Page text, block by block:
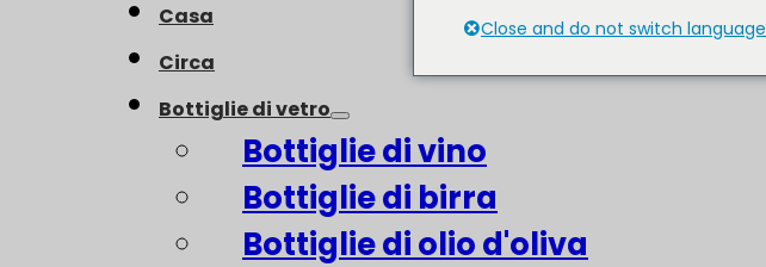
Casa
Circa
Bottiglie di vetro
Bottiglie di vino
Bottiglie di birra
Bottiglie di olio d'oliva
Close and do not switch language